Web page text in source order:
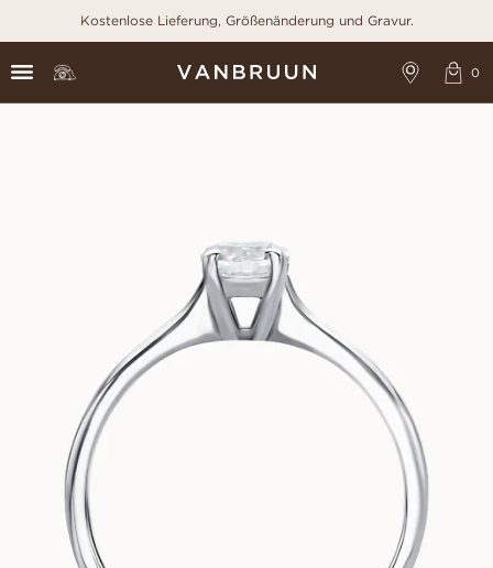
Kostenlose Lieferung, Größenänderung und Gravur.